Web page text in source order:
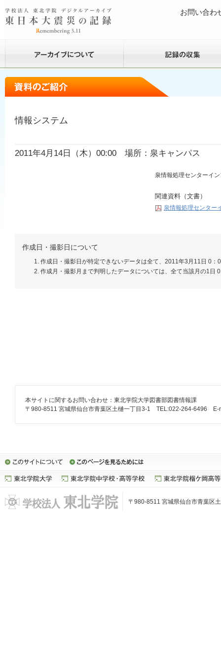
お問い合わ
情報システム
2011年4月14日（木）00:00 場所：泉キャンパス
泉情報処理センターイ
関連資料（文書）
泉情報処理センター
作成日・撮影日について
作成日・撮影日が特定できないデータは全て、2011年3月11日 0：
作成月・撮影月まで判明したデータについては、全て当該月の1日
本サイトに関するお問い合わせ：東北学院大学図書部図書情報課
〒980-8511 宮城県仙台市青葉区土樋一丁目3-1 TEL:022-264-6496 E-
〒980-8511 宮城県仙台市青葉区